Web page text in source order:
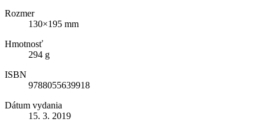
Rozmer
130×195 mm
Hmotnosť
294 g
ISBN
9788055639918
Dátum vydania
15. 3. 2019